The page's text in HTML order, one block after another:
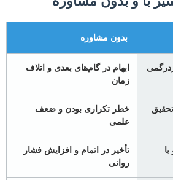
بدون مشاوره
ابهام در گام‌های بعدی و اتلاف
زمان
خطر تکراری بودن و ضعف
علمی
تأخیر در اتمام و افزایش فشار
روانی